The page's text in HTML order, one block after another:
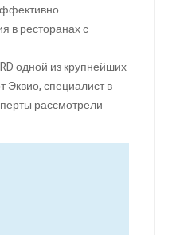
в ресторанах с
одной из крупнейших
Эквио, специалист в
рассмотрели